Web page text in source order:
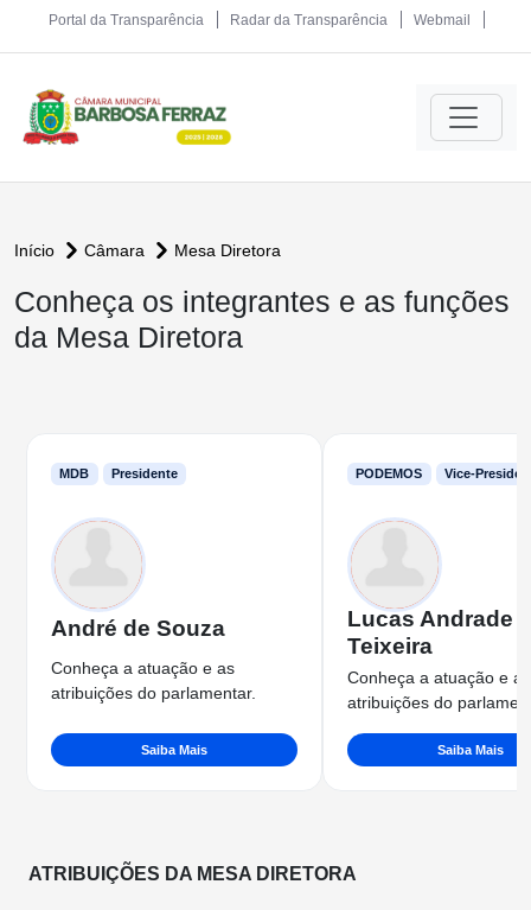
Portal da Transparência Radar da Transparência Webmail
Início Câmara Mesa Diretora
Conheça os integrantes e as funções
da Mesa Diretora
MDB Presidente
André de Souza
Conheça a atuação e as
atribuições do parlamentar.
Saiba Mais
PODEMOS Vice-
Lucas Andrade
Teixeira
Conheça a atuação e as
atribuições do
Saiba Mais
ATRIBUIÇÕES DA MESA DIRETORA